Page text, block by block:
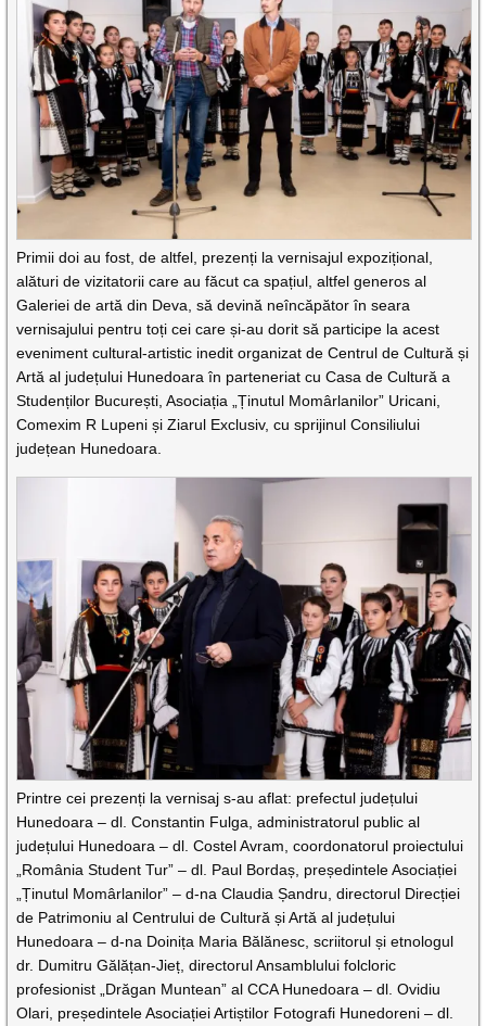
Primii doi au fost, de altfel, prezenți la vernisajul expozițional,
alături de vizitatorii care au făcut ca spațiul, altfel generos al
Galeriei de artă din Deva, să devină neîncăpător în seara
vernisajului pentru toți cei care și-au dorit să participe la acest
eveniment cultural-artistic inedit organizat de Centrul de Cultură și
Artă al județului Hunedoara în parteneriat cu Casa de Cultură a
Studenților București, Asociația „Ținutul Momârlanilor” Uricani,
Comexim R Lupeni și Ziarul Exclusiv, cu sprijinul Consiliului
județean Hunedoara.
Printre cei prezenți la vernisaj s-au aflat: prefectul județului
Hunedoara – dl. Constantin Fulga, administratorul public al
județului Hunedoara – dl. Costel Avram, coordonatorul proiectului
„România Student Tur” – dl. Paul Bordaș, președintele Asociației
„Ținutul Momârlanilor” – d-na Claudia Șandru, directorul Direcției
de Patrimoniu al Centrului de Cultură și Artă al județului
Hunedoara – d-na Doinița Maria Bălănesc, scriitorul și etnologul
dr. Dumitru Gălățan-Jieț, directorul Ansamblului folcloric
profesionist „Drăgan Muntean” al CCA Hunedoara – dl. Ovidiu
Olari, președintele Asociației Artiștilor Fotografi Hunedoreni – dl.